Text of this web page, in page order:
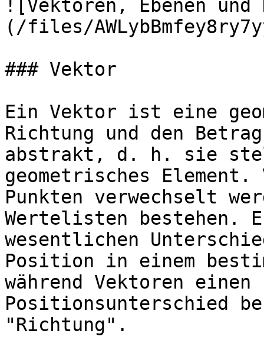
![Vektoren, Ebenen und
(/files/
### Vektor
Ein Vektor ist eine
Richtung und den
abstrakt, d. h. sie
geometrisches
Punkten verwechselt
Wertelisten bestehen.
wesentlichen
Position in einem
während Vektoren
Positionsunterschied
"Richtung".